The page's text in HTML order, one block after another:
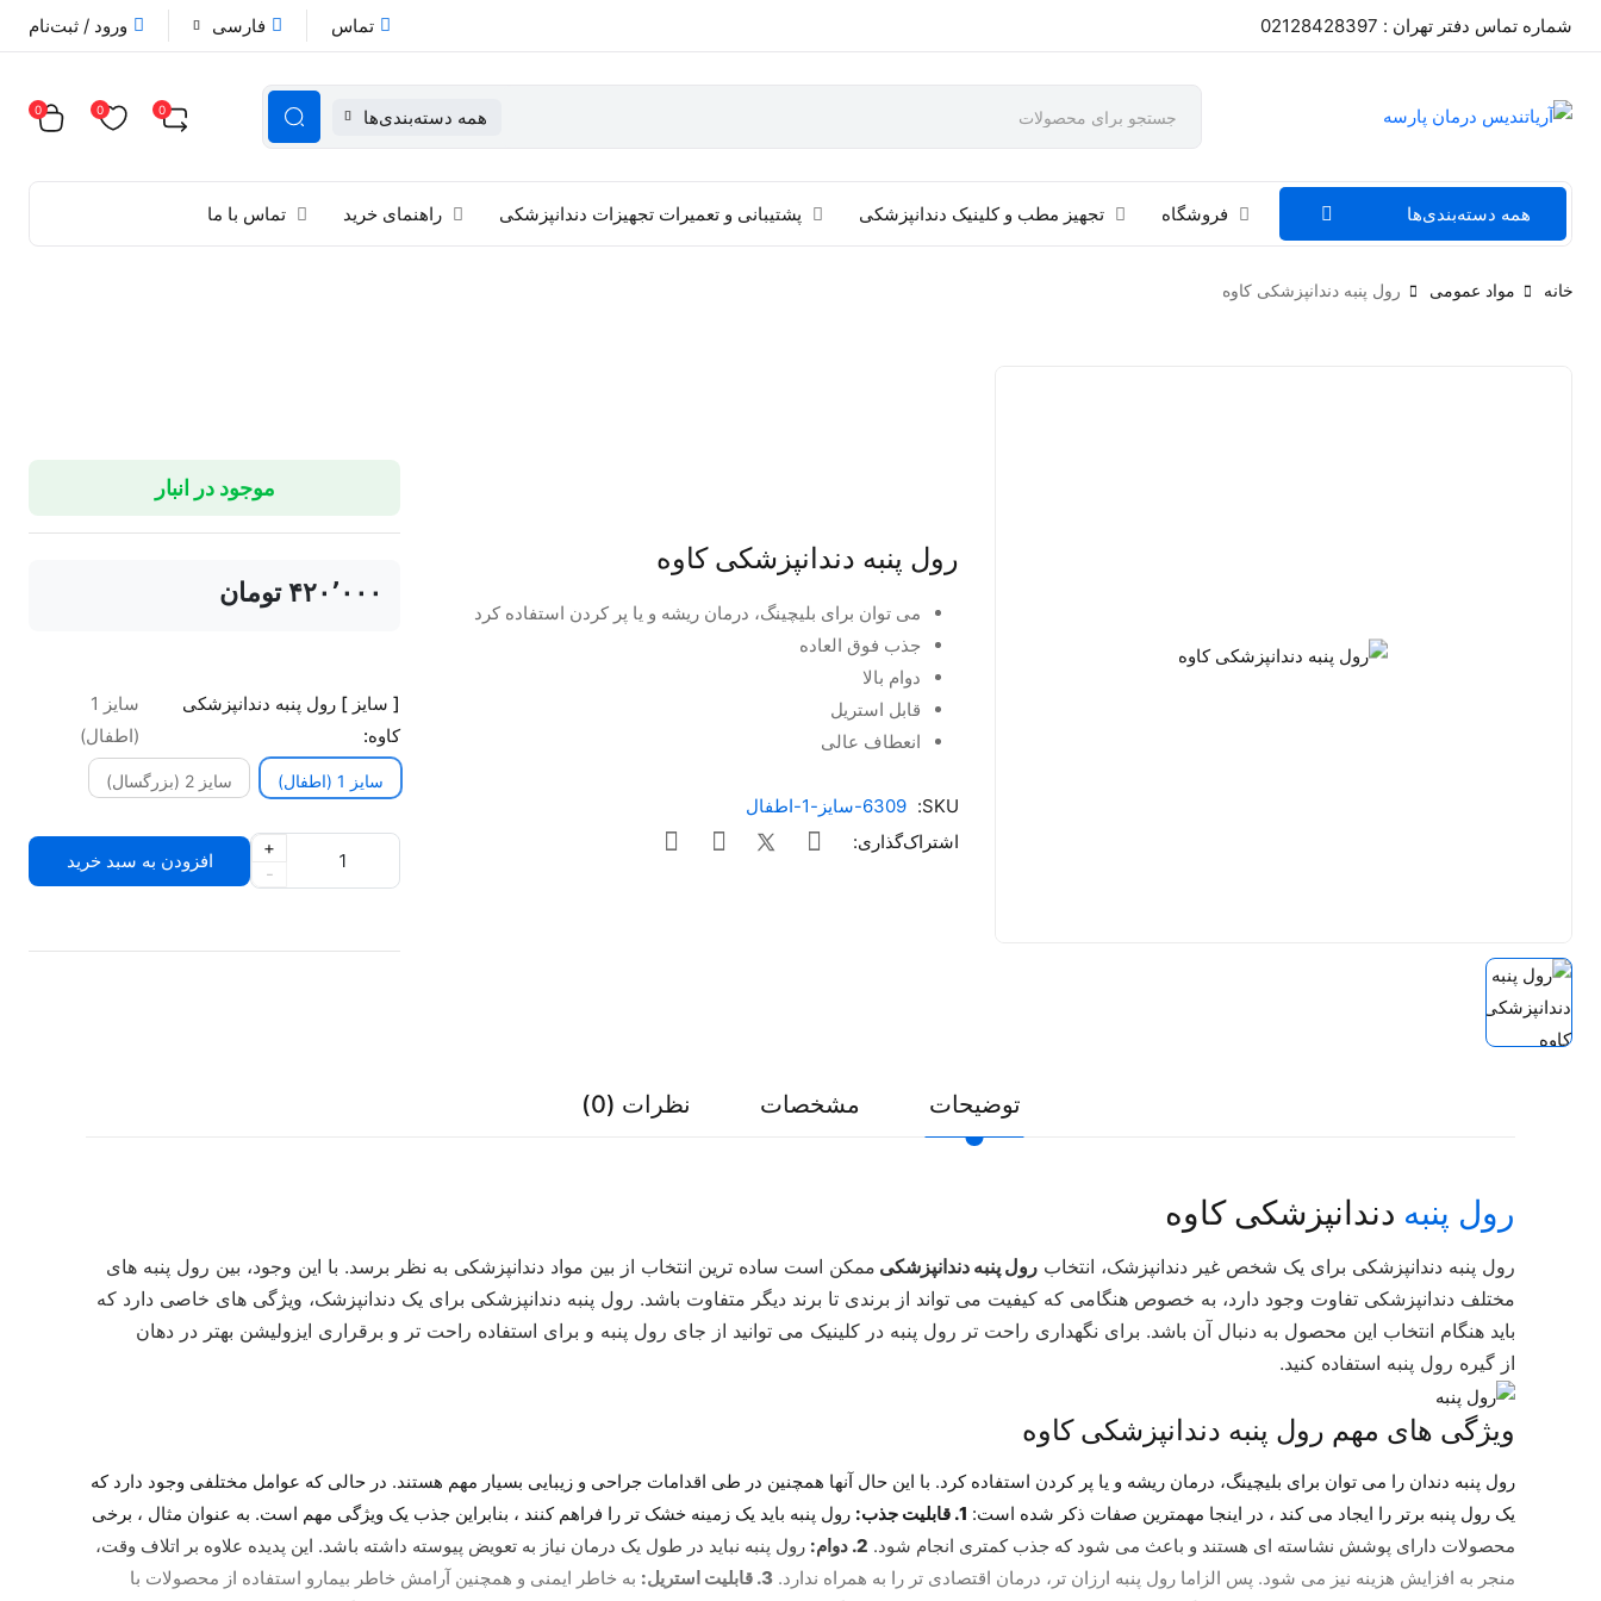
شماره تماس دفتر تهران : 02128428397 تماس فارسی ورود / ثبت‌نام
همه دسته‌بندی‌ها 0
0
0
همه دسته‌بندی‌ها فروشگاه تجهیز مطب و کلینیک دندانپزشکی پشتیبانی و تعمیرات تجهیزات دندانپزشکی راهنمای خرید تماس با ما
خانه مواد عمومی رول پنبه دندانپزشکی کاوه
رول پنبه دندانپزشکی کاوه
می توان برای بلیچینگ، درمان ریشه و یا پر کردن استفاده کرد
جذب فوق العاده
دوام بالا
قابل استریل
انعطاف عالی
SKU:
6309-سایز-1-اطفال
اشتراک‌گذاری:
موجود در انبار
‎ ۴۲۰٬۰۰۰تومان
[ سایز ] رول پنبه دندانپزشکی
کاوه:
سایز 1
(اطفال)
سایز 1 (اطفال) سایز 2 (بزرگسال)
-
+
افزودن به سبد خرید
توضیحات مشخصات نظرات (0)
رول پنبه دندانپزشکی کاوه
رول پنبه دندانپزشکی برای یک شخص غیر دندانپزشک، انتخابرول پنبه دندانپزشکی ممکن است ساده ترین انتخاب از بین مواد دندانپزشکی به نظر برسد. با این وجود، بین رول پنبه های
مختلف دندانپزشکی تفاوت وجود دارد، به خصوص هنگامی که کیفیت می تواند از برندی تا برند دیگر متفاوت باشد. رول پنبه دندانپزشکی برای یک دندانپزشک، ویژگی های خاصی دارد که
باید هنگام انتخاب این محصول به دنبال آن باشد. برای نگهداری راحت تر رول پنبه در کلینیک می توانید از جای رول پنبه و برای استفاده راحت تر و برقراری ایزولیشن بهتر در دهان
از گیره رول پنبه استفاده کنید.
ویژگی های مهم رول پنبه دندانپزشکی کاوه
رول پنبه دندان را می توان برای بلیچینگ، درمان ریشه و یا پر کردن استفاده کرد. با این حال آنها همچنین در طی اقدامات جراحی و زیبایی بسیار مهم هستند. در حالی که عوامل مختلفی وجود دارد که
یک رول پنبه برتر را ایجاد می کند ، در اینجا مهمترین صفات ذکر شده است: 1. قابلیت جذب:
رول پنبه باید یک زمینه خشک تر را فراهم کنند ، بنابراین جذب یک ویژگی مهم است. به عنوان مثال ، برخی
محصولات دارای پوشش نشاسته ای هستند و باعث می شود که جذب کمتری انجام شود. 2. دوام:
رول پنبه نباید در طول یک درمان نیاز به تعویض پیوسته داشته باشد. این پدیده علاوه بر اتلاف وقت،
منجر به افزایش هزینه نیز می شود. پس الزاما رول پنبه ارزان تر، درمان اقتصادی تر را به همراه ندارد.3. قابلیت استریل:
به خاطر ایمنی و همچنین آرامش خاطر بیمارو استفاده از محصولات با